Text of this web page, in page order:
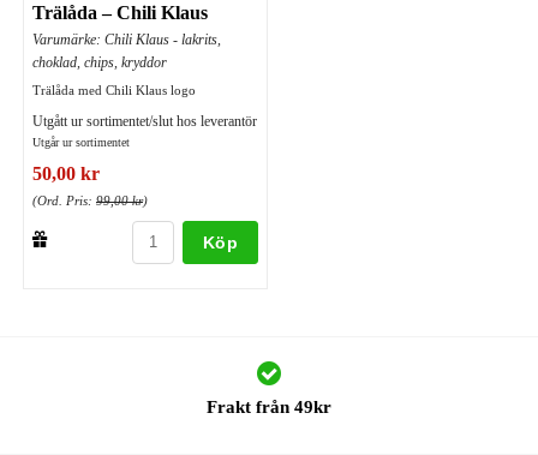
Trälåda – Chili Klaus
Varumärke: Chili Klaus - lakrits,
choklad, chips, kryddor
Trälåda med Chili Klaus logo
Utgått ur sortimentet/slut hos leverantör
Utgår ur sortimentet
50,00 kr
(Ord. Pris: 99,00 kr)
Köp
Frakt från 49kr